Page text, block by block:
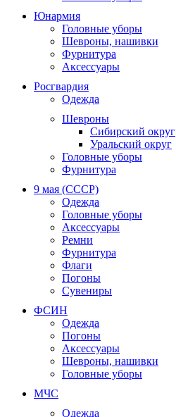
Юнармия
Головные уборы
Шевроны, нашивки
Фурнитура
Аксессуары
Росгвардия
Одежда
Шевроны
Сибирский округ
Уральский округ
Головные уборы
Фурнитура
9 мая (СССР)
Одежда
Головные уборы
Аксессуары
Ремни
Фурнитура
Флаги
Погоны
Сувениры
ФСИН
Одежда
Погоны
Аксессуары
Шевроны, нашивки
Головные уборы
МЧС
Одежда